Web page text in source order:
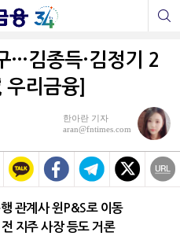
…김종득·김정기 2
리금융]
한아란 기자
aran@fntimes.com
관계사 윈P&S로 이동
지주 사장 등도 거론